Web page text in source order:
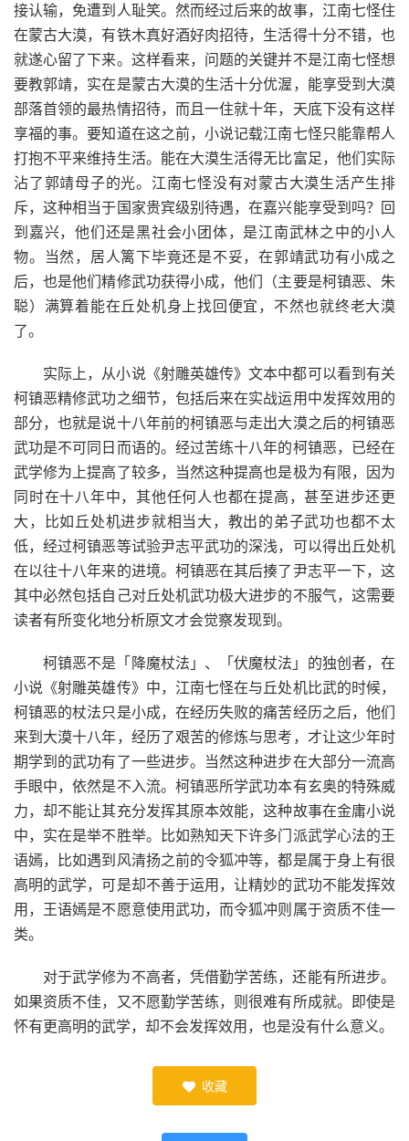
接认输，免遭到人耻笑。然而经过后来的故事，江南七怪住
在蒙古大漠，有铁木真好酒好肉招待，生活得十分不错，也
就遂心留了下来。这样看来，问题的关键并不是江南七怪想
要教郭靖，实在是蒙古大漠的生活十分优渥，能享受到大漠
部落首领的最热情招待，而且一住就十年，天底下没有这样
享福的事。要知道在这之前，小说记载江南七怪只能靠帮人
打抱不平来维持生活。能在大漠生活得无比富足，他们实际
沾了郭靖母子的光。江南七怪没有对蒙古大漠生活产生排
斥，这种相当于国家贵宾级别待遇，在嘉兴能享受到吗？回
到嘉兴，他们还是黑社会小团体，是江南武林之中的小人
物。当然，居人篱下毕竟还是不妥，在郭靖武功有小成之
后，也是他们精修武功获得小成，他们（主要是柯镇恶、朱
聪）满算着能在丘处机身上找回便宜，不然也就终老大漠
了。
实际上，从小说《射雕英雄传》文本中都可以看到有关
柯镇恶精修武功之细节，包括后来在实战运用中发挥效用的
部分，也就是说十八年前的柯镇恶与走出大漠之后的柯镇恶
武功是不可同日而语的。经过苦练十八年的柯镇恶，已经在
武学修为上提高了较多，当然这种提高也是极为有限，因为
同时在十八年中，其他任何人也都在提高，甚至进步还更
大，比如丘处机进步就相当大，教出的弟子武功也都不太
低，经过柯镇恶等试验尹志平武功的深浅，可以得出丘处机
在以往十八年来的进境。柯镇恶在其后揍了尹志平一下，这
其中必然包括自己对丘处机武功极大进步的不服气，这需要
读者有所变化地分析原文才会觉察发现到。
柯镇恶不是「降魔杖法」、「伏魔杖法」的独创者，在
小说《射雕英雄传》中，江南七怪在与丘处机比武的时候，
柯镇恶的杖法只是小成，在经历失败的痛苦经历之后，他们
来到大漠十八年，经历了艰苦的修炼与思考，才让这少年时
期学到的武功有了一些进步。当然这种进步在大部分一流高
手眼中，依然是不入流。柯镇恶所学武功本有玄奥的特殊威
力，却不能让其充分发挥其原本效能，这种故事在金庸小说
中，实在是举不胜举。比如熟知天下许多门派武学心法的王
语嫣，比如遇到风清扬之前的令狐冲等，都是属于身上有很
高明的武学，可是却不善于运用，让精妙的武功不能发挥效
用，王语嫣是不愿意使用武功，而令狐冲则属于资质不佳一
类。
对于武学修为不高者，凭借勤学苦练，还能有所进步。
如果资质不佳，又不愿勤学苦练，则很难有所成就。即使是
怀有更高明的武学，却不会发挥效用，也是没有什么意义。
 收藏